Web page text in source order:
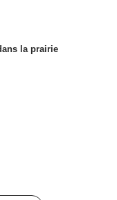
la prairie